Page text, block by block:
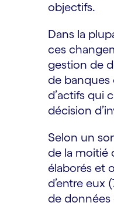
objectifs.
Dans la
ces
gestion de
de banques
d’actifs qui
décision
Selon un
de la moitié
élaborés et
d’entre eux
de données